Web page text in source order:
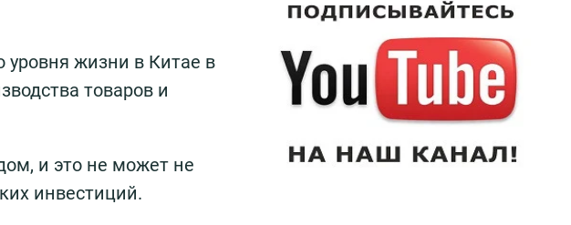
жизни в Китае в
товаров и
и это не может не
инвестиций.